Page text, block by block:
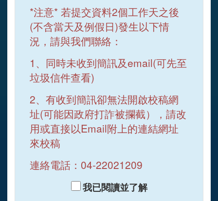
*注意* 若提交資料2個工作天之後
(不含當天及例假日)發生以下情
況，請與我們聯絡：
1、同時未收到簡訊及email(可先至
垃圾信件查看)
2、有收到簡訊卻無法開啟校稿網
址(可能因政府打詐被攔截），請改
用或直接以Email附上的連結網址
來校稿
連絡電話：04-22021209
我已閱讀並了解